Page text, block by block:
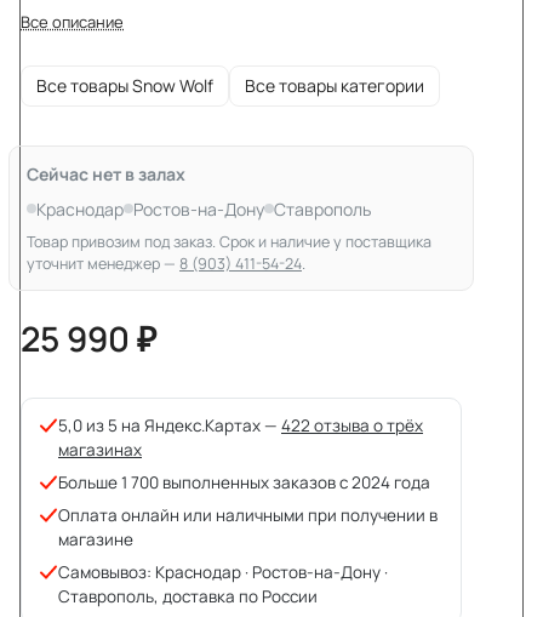
Все описание
Все товары Snow Wolf Все товары категории
Сейчас нет в залах
Краснодар Ростов-на-Дону Ставрополь
Товар привозим под заказ. Срок и наличие у поставщика
уточнит менеджер — 8 (903) 411-54-24.
25 990 ₽
5,0 из 5 на Яндекс.Картах — 422 отзыва о трёх
магазинах
Больше 1 700 выполненных заказов с 2024 года
Оплата онлайн или наличными при получении в
магазине
Самовывоз: Краснодар · Ростов-на-Дону ·
Ставрополь, доставка по России